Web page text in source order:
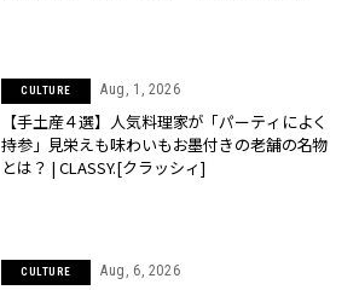
CULTURE Aug, 1, 2026
【手土産４選】人気料理家が「パーティによく
持参」見栄えも味わいもお墨付きの老舗の名物
とは？ | CLASSY.[クラッシィ]
CULTURE Aug, 6, 2026